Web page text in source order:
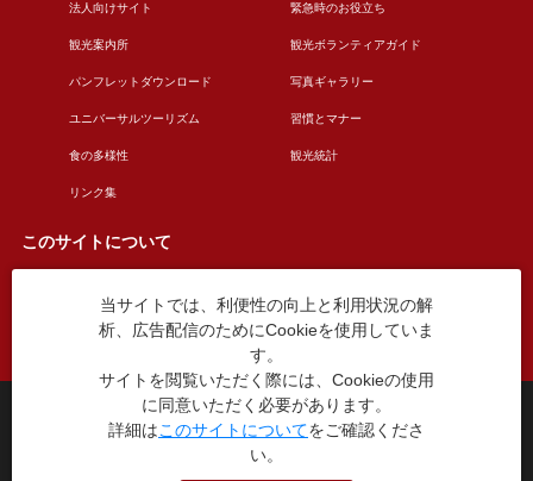
法人向けサイト 緊急時のお役立ち
観光案内所 観光ボランティアガイド
パンフレットダウンロード 写真ギャラリー
ユニバーサルツーリズム 習慣とマナー
食の多様性 観光統計
リンク集
このサイトについて
このサイトについて 広告掲載について
お問い合わせ
台東区役所観光課
〒110-8615 東京都台東区東上野4丁目5番6号
TEL：03-5246-1151
当サイトでは、利便性の向上と利用状況の解
析、広告配信のためにCookieを使用していま
す。
サイトを閲覧いただく際には、Cookieの使用
に同意いただく必要があります。
詳細はこのサイトについてをご確認くださ
い。